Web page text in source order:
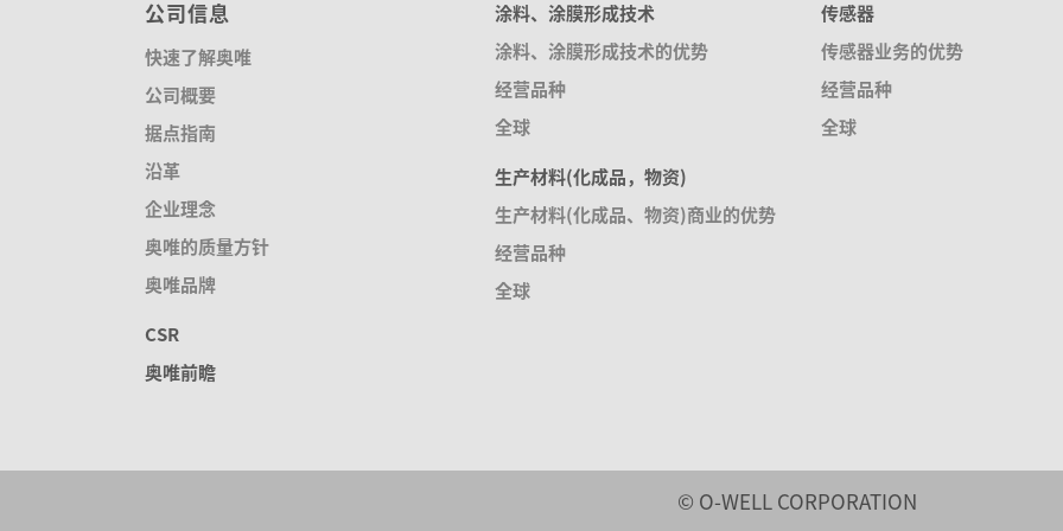
公司信息
快速了解奥唯
公司概要
据点指南
沿革
企业理念
奥唯的质量方针
奥唯品牌
CSR
奥唯前瞻
涂料、涂膜形成技术
涂料、涂膜形成技术的优势
经营品种
全球
生产材料(化成品，物资)
生产材料(化成品、物资)商业的优势
经营品种
全球
传感器
传感器业务的优势
经营品种
全球
© O-WELL CORPORATION